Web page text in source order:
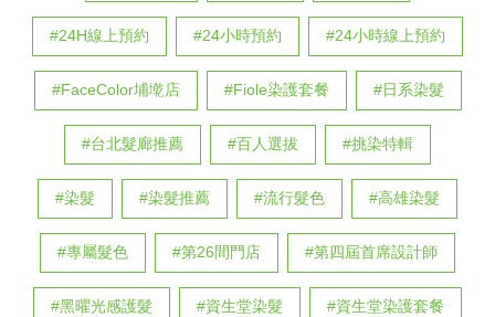
#24H線上預約 #24小時預約 #24小時線上預約
#FaceColor埔墘店 #Fiole染護套餐 #日系染髮
#台北髮廊推薦 #百人選拔 #挑染特輯
#染髮 #染髮推薦 #流行髮色 #高雄染髮
#專屬髮色 #第26間門店 #第四屆首席設計師
#黑曜光感護髮 #資生堂染髮 #資生堂染護套餐